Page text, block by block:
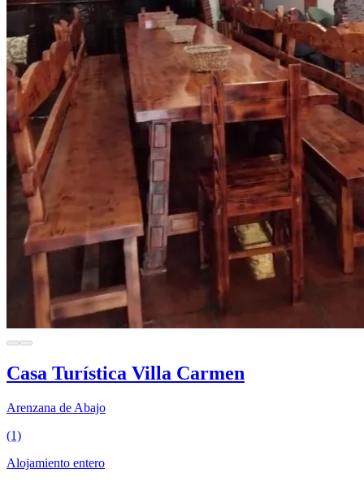
Casa Turística Villa Carmen
Arenzana de Abajo
(1)
Alojamiento entero